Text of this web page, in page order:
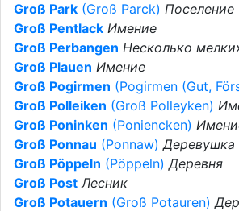
Groß Park (Groß Parck) Поселение
Groß Pentlack Имение
Groß Perbangen Несколько
Groß Plauen Имение
Groß Pogirmen (Pogirmen (Gut,
Groß Polleiken (Groß Polleyken)
Groß Poninken (Poniencken)
Groß Ponnau (Ponnaw)Деревушка
Groß Pöppeln (Pöppeln)Деревня
Groß Post Лесник
Groß Potauern (Groß Potauren)